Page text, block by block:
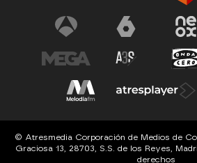
© Atresmedia Corporación de Medios de
Graciosa 13, 28703, S.S. de los Reyes,
derechos